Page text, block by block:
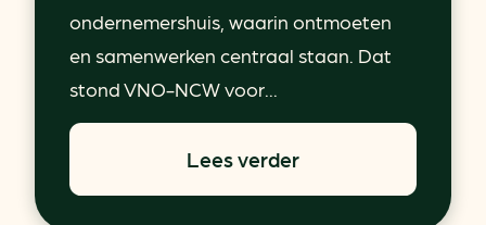
ondernemershuis, waarin ontmoeten
en samenwerken centraal staan. Dat
stond VNO-NCW voor...
Lees verder